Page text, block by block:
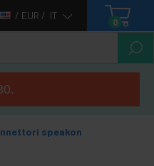
/ EUR / IT
0
speakon